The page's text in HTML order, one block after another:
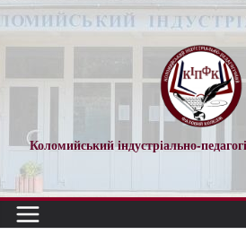
Перейти
до
Коломийський індустріально-